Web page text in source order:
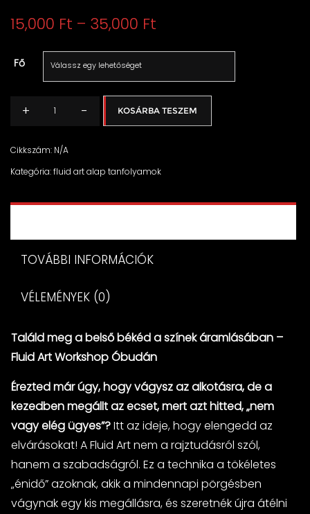
15,000 Ft – 35,000 Ft
15,000 Ft
-
35,000 Ft
Fő
+
FLUID
ALAP
augusztus
időpont:
- KOSÁRBA TESZEM
Cikkszám: N/A
Kategória:fluid art alap tanfolyamok
TOVÁBBI INFORMÁCIÓK
VÉLEMÉNYEK (0)
Találd meg a belső békéd a színek áramlásában –
Fluid Art Workshop Óbudán
Érezted már úgy, hogy vágysz az alkotásra, de a
kezedben megállt az ecset, mert azt hitted, „nem
vagy elég ügyes”?Itt az ideje, hogy elengedd az
elvárásokat! A Fluid Art nem a rajztudásról szól,
hanem a szabadságról. Ez a technika a tökéletes
„énidő” azoknak, akik a mindennapi pörgésben
vágynak egy kis megállásra, és szeretnék újra átélni